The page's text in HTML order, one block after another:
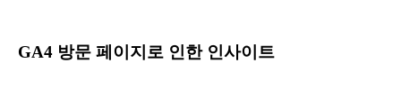
GA4 방문 페이지로 인한 인사이트